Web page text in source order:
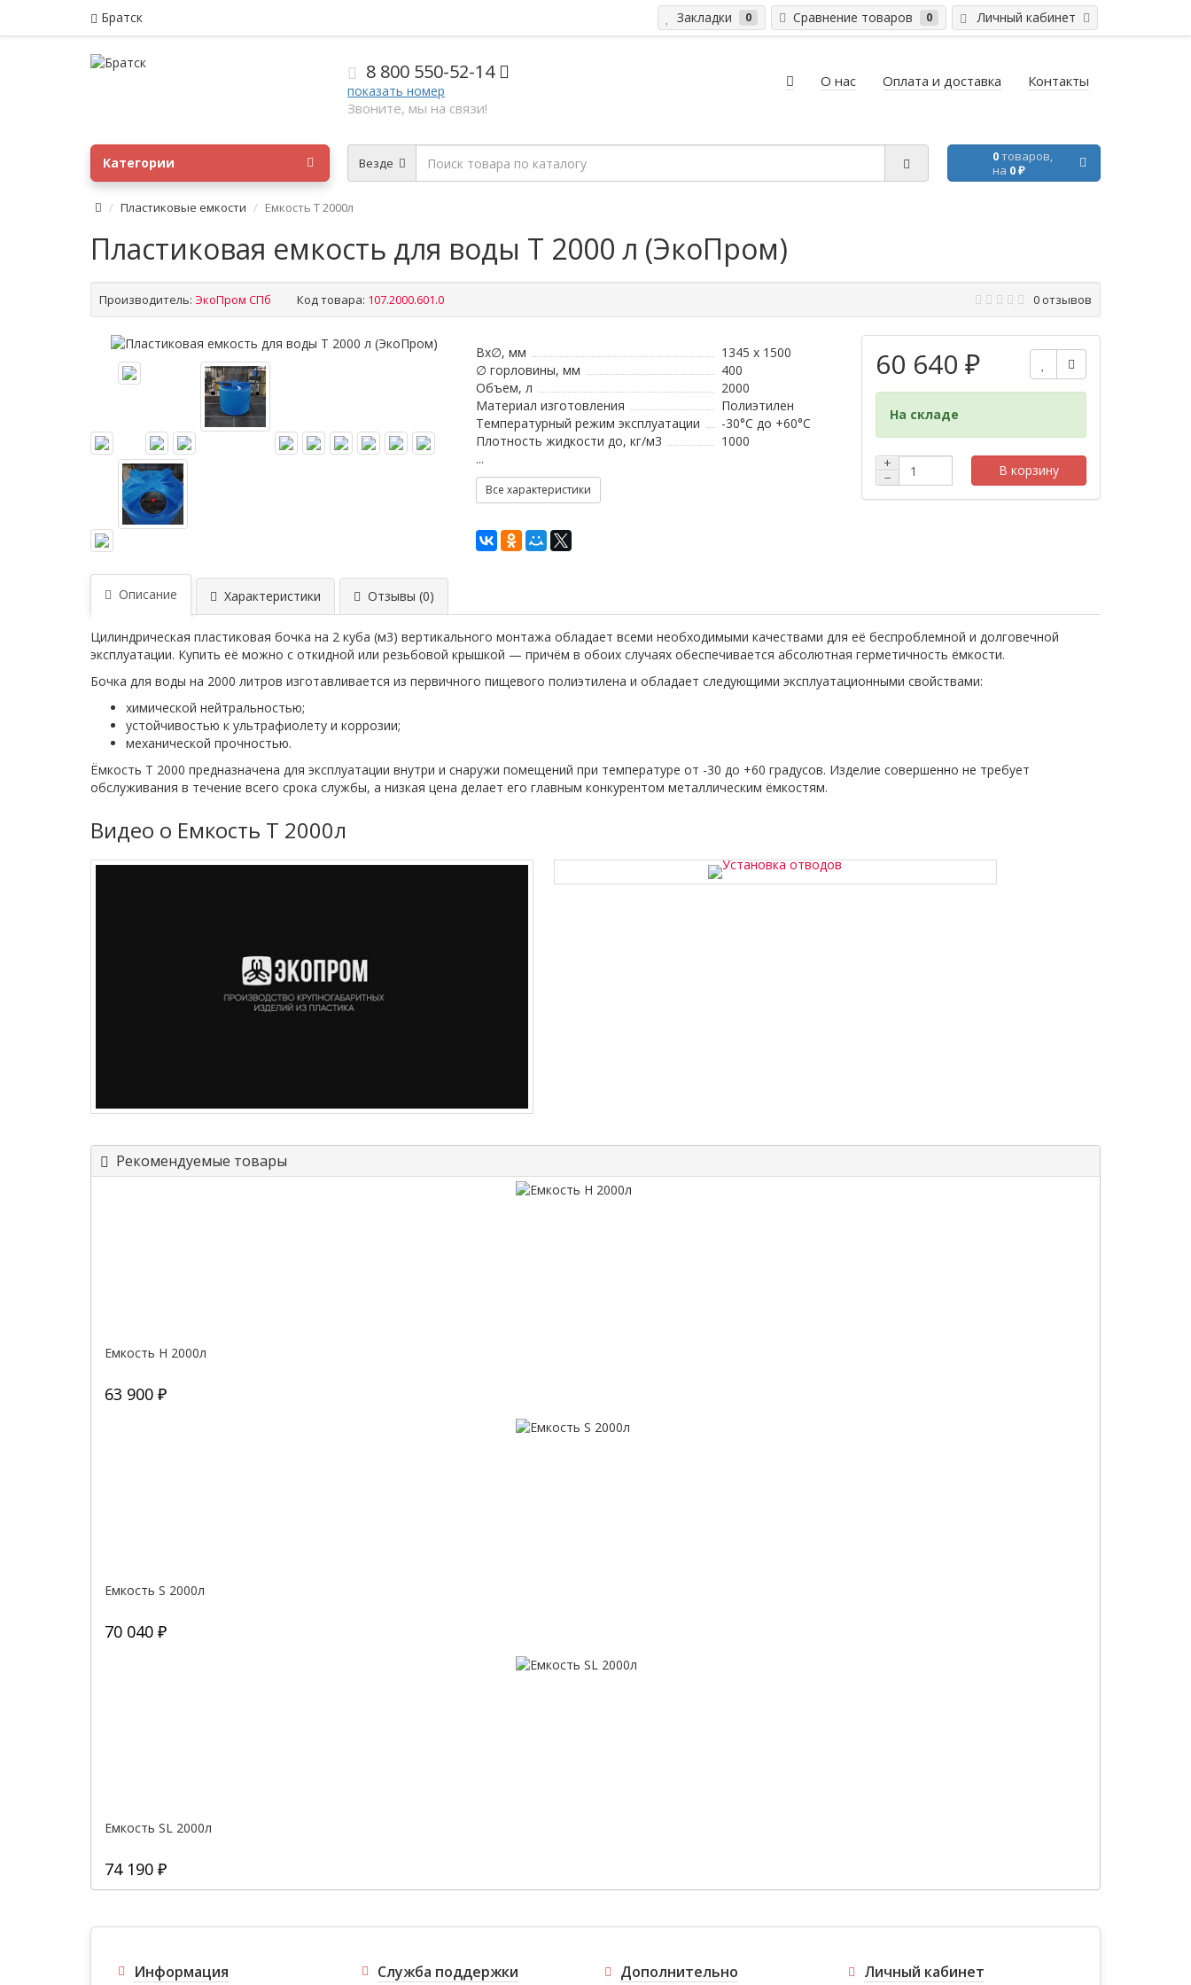
Братск Личный кабинет
Закладки 0 Сравнение товаров 0
8 800 550-52-14
показать номер
Звоните, мы на связи!
О нас Оплата и доставка Контакты
Везде 0товаров,
на 0 ₽
Категории
Пластиковые емкости Емкость T 2000л
Пластиковая емкость для воды T 2000 л (ЭкоПром)
Производитель: ЭкоПром СПб Код товара: 107.2000.601.0 0 отзывов
Вx∅, мм
1345 х 1500
∅ горловины, мм
400
Объем, л
2000
Материал изготовления
Полиэтилен
Температурный режим эксплуатации
-30°C до +60°C
Плотность жидкости до, кг/м3
1000
...
Все характеристики
60 640 ₽
На складе
+
−
В корзину
Описание Характеристики Отзывы (0)
Цилиндрическая пластиковая бочка на 2 куба (м3) вертикального монтажа обладает всеми необходимыми качествами для её беспроблемной и долговечной
эксплуатации. Купить её можно с откидной или резьбовой крышкой — причём в обоих случаях обеспечивается абсолютная герметичность ёмкости.
Бочка для воды на 2000 литров изготавливается из первичного пищевого полиэтилена и обладает следующими эксплуатационными свойствами:
химической нейтральностью;
устойчивостью к ультрафиолету и коррозии;
механической прочностью.
Ёмкость T 2000 предназначена для эксплуатации внутри и снаружи помещений при температуре от -30 до +60 градусов. Изделие совершенно не требует
обслуживания в течение всего срока службы, а низкая цена делает его главным конкурентом металлическим ёмкостям.
Видео о Емкость T 2000л
Рекомендуемые товары
Емкость H 2000л
63 900 ₽
Емкость S 2000л
70 040 ₽
Емкость SL 2000л
74 190 ₽
Информация Служба поддержки Дополнительно Личный кабинет